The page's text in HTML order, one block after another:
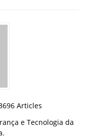
Articles
e Tecnologia da